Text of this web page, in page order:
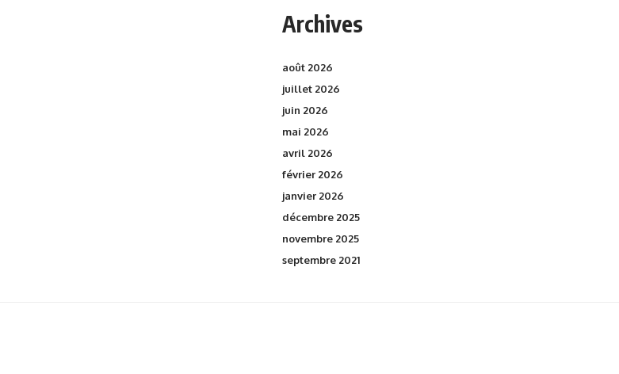
Archives
août 2026
juillet 2026
juin 2026
mai 2026
avril 2026
février 2026
janvier 2026
décembre 2025
novembre 2025
septembre 2021